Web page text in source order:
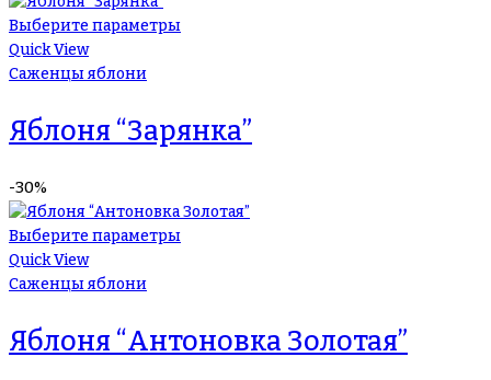
Выберите параметры
Quick View
Саженцы яблони
Яблоня “Зарянка”
-30%
Выберите параметры
Quick View
Саженцы яблони
Яблоня “Антоновка Золотая”